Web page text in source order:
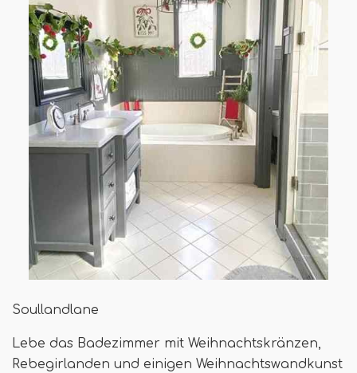
Soullandlane
Lebe das Badezimmer mit Weihnachtskränzen,
Rebegirlanden und einigen Weihnachtswandkunst